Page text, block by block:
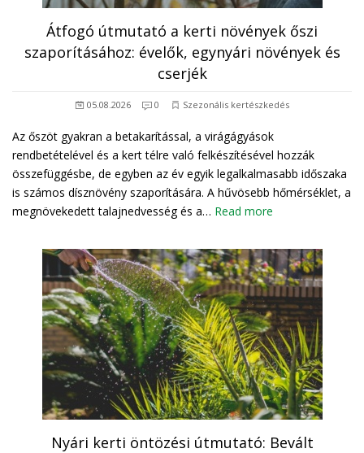
Átfogó útmutató a kerti növények őszi
szaporításához: évelők, egynyári növények és
cserjék
05.08.2026 0 Szezonális kertészkedés
Az őszöt gyakran a betakarítással, a virágágyások
rendbetételével és a kert télre való felkészítésével hozzák
összefüggésbe, de egyben az év egyik legalkalmasabb időszaka
is számos dísznövény szaporítására. A hűvösebb hőmérséklet, a
megnövekedett talajnedvesség és a… Read more
Nyári kerti öntözési útmutató: Bevált